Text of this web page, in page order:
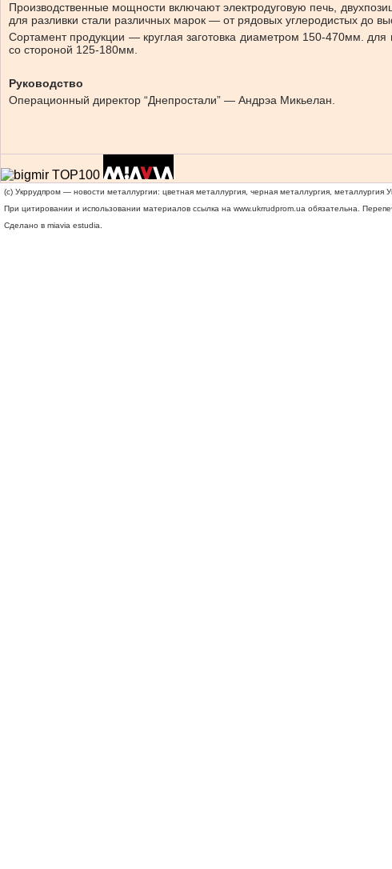
Производственные мощности включают электродуговую печь,
для разливки стали различных марок — от рядовых углеродистых до
Сортамент продукции — круглая заготовка диаметром 150-470мм. для
со стороной 125-180мм.
Руководство
Операционный директор “Днепростали” — Андрэа Микьелан.
(c) Укррудпром — новости металлургии: цветная металлургия, черная металлургия, металлургия
При цитировании и использовании материалов ссылка на www.ukrrudprom.ua обязательна.
Сделано в miavia estudia.